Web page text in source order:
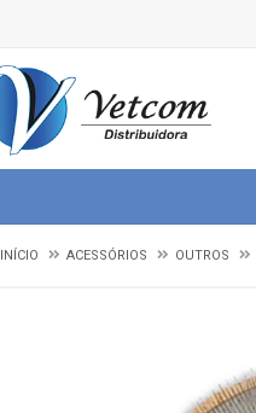
INÍCIO ACESSÓRIOS OUTROS